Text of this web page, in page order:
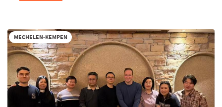
KEMPEN
BEKROONT
OP
ÉÉN
NA
HOOGSTE
AANTAL
MECHELEN-KEMPEN